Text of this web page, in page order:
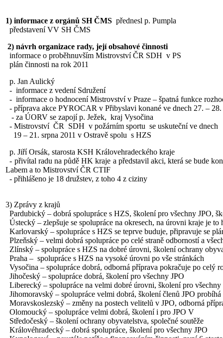
1) informace z orgánů SH ČMS přednesl p. Pumpla
představení VV SH ČMS
2) návrh organizace rady, její obsahové činnosti
informace o proběhnuvším Mistrovství ČR SDH v PS
plán činnosti na rok 2011
p. Jan Aulický
- informace z vedení Sdružení
- informace o hodnocení Mistrovství v Praze – špatná funkce
- příprava akce PYROCAR v Přibyslavi konané ve dnech 27. – 28.
- za ÚORV se zapojí p. Ježek, kraj Vysočina
- Mistrovství ČR SDH v požárním sportu se uskuteční ve dnech
19 – 21. srpna 2011 v Ostravě spolu s HZS
p. Jiří Orsák, starosta KSH Královehradeckého kraje
- přivítal radu na půdě HK kraje a představil akci, která se bude
Labem a to Mistrovství ČR CTIF
- přihlášeno je 18 družstev, z toho 4 z ciziny
3) Zprávy z krajů
Pardubický – dobrá spolupráce s HZS, školení pro všechny JPO,
Ústecký – zlepšuje se spolupráce na okresech, na úrovni kraje je
Karlovarský – spolupráce s HZS se teprve buduje, připravuje se
Plzeňský – velmi dobrá spolupráce po celé straně odborností a
Zlínský – spolupráce s HZS na dobré úrovni, školení ochrany
Praha – spolupráce s HZS na vysoké úrovni po vše stránkách
Vysočina – spolupráce dobrá, odborná příprava pokračuje po celý
Jihočeský – spolupráce dobrá, školení pro všechny JPO
Liberecký – spolupráce na velmi dobré úrovni, školení pro všechny
Jihomoravský – spolupráce velmi dobrá, školení členů JPO probíhá
Moravskoslezský – změny na postech velitelů v JPO, odborná
Olomoucký – spolupráce velmi dobrá, školení i pro JPO V
Středočeský – školení ochrany obyvatelstva, společné soutěže
Královéhradecký – dobrá spolupráce, školení pro všechny JPO